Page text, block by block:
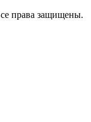
права защищены.